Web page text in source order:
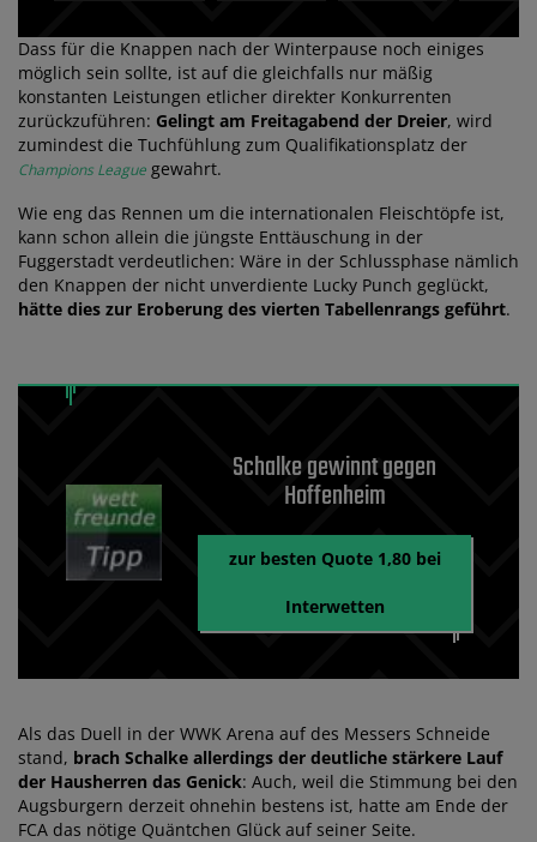
Dass für die Knappen nach der Winterpause noch einiges
möglich sein sollte, ist auf die gleichfalls nur mäßig
konstanten Leistungen etlicher direkter Konkurrenten
zurückzuführen: Gelingt am Freitagabend der Dreier, wird
zumindest die Tuchfühlung zum Qualifikationsplatz der
Champions League gewahrt.
Wie eng das Rennen um die internationalen Fleischtöpfe ist,
kann schon allein die jüngste Enttäuschung in der
Fuggerstadt verdeutlichen: Wäre in der Schlussphase nämlich
den Knappen der nicht unverdiente Lucky Punch geglückt,
hätte dies zur Eroberung des vierten Tabellenrangs geführt.
Schalke gewinnt gegen
Hoffenheim
zur besten Quote 1,80 bei
Interwetten
Als das Duell in der WWK Arena auf des Messers Schneide
stand, brach Schalke allerdings der deutliche stärkere Lauf
der Hausherren das Genick: Auch, weil die Stimmung bei den
Augsburgern derzeit ohnehin bestens ist, hatte am Ende der
FCA das nötige Quäntchen Glück auf seiner Seite.